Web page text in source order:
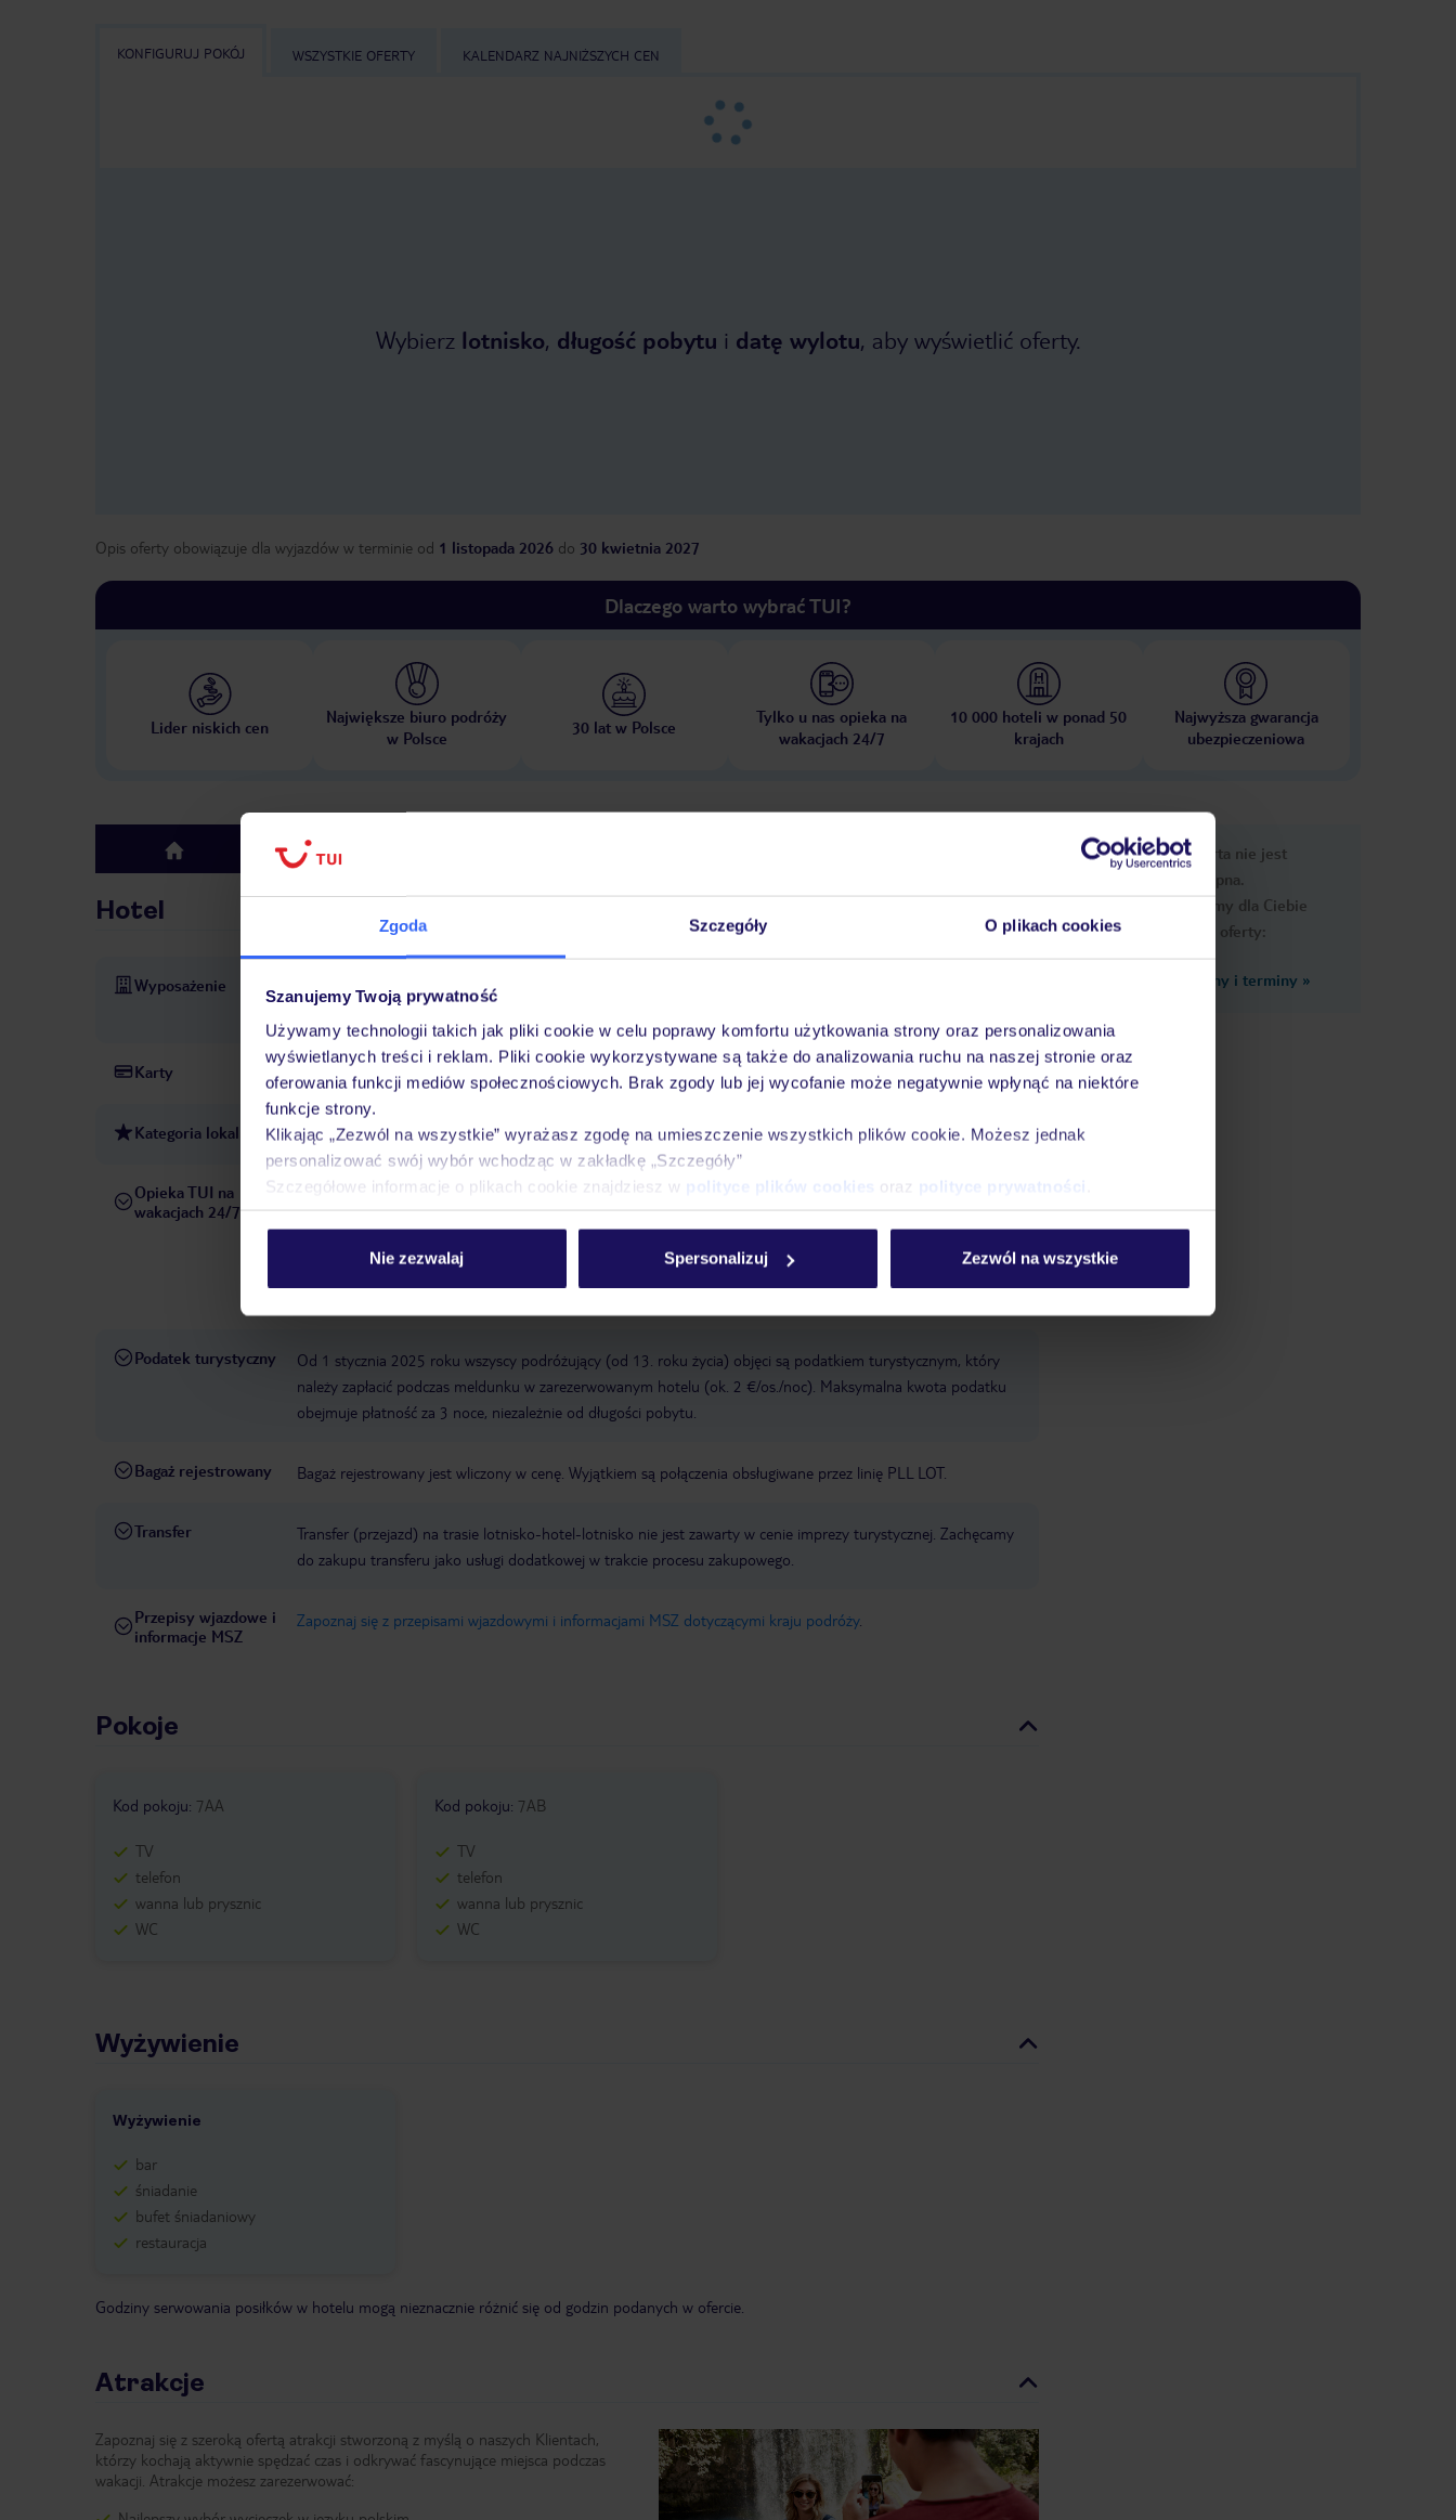
Zgoda Szczegóły O plikach cookies
Szanujemy Twoją prywatność
Używamy technologii takich jak pliki cookie w celu poprawy komfortu użytkowania strony oraz personalizowania
wyświetlanych treści i reklam. Pliki cookie wykorzystywane są także do analizowania ruchu na naszej stronie oraz
oferowania funkcji mediów społecznościowych. Brak zgody lub jej wycofanie może negatywnie wpłynąć na niektóre
funkcje strony.
Klikając „Zezwól na wszystkie” wyrażasz zgodę na umieszczenie wszystkich plików cookie. Możesz jednak
personalizować swój wybór wchodząc w zakładkę „Szczegóły”
Szczegółowe informacje o plikach cookie znajdziesz w polityce plików cookies oraz polityce prywatności
Nie zezwalaj Spersonalizuj Zezwól na wszystkie
KONFIGURUJ POKÓJ WSZYSTKIE OFERTY KALENDARZ NAJNIŻSZYCH CEN
Wybierz lotnisko, długość pobytu i datę wylotu, aby wyświetlić oferty.
Opis oferty obowiązuje dla wyjazdów w terminie od 1 listopada 2026 do 30 kwietnia 2027
Dlaczego warto wybrać TUI?
Lider niskich cen
Największe biuro podróży
w Polsce
30 lat w Polsce
Tylko u nas opieka na
wakacjach 24/7
10 000 hoteli w ponad 50
krajach
Najwyższa gwarancja
ubezpieczeniowa
top Hotel
Hotel
Wyposażenie parking ogród Wi-Fi w hotelu
Karty MasterCard, Visa
Kategoria lokalna 3,5 gwiazdki
Opieka TUI na
wakacjach 24/7
W rezerwowanym hotelu opieka wyłącznie poprzez TUI Service Center 24/7: telefonicznie, SMS i za
informacji dotyczących przebiegu podróży i miejsca wypoczynku. Za jej pośrednictwem można rezerwować
również wycieczki fakultatywne. Jeśli potrzebują Państwo kontaktu z TUI podczas wypoczynku, jesteśmy do
Podatek turystyczny
Od 1 stycznia 2025 roku wszyscy podróżujący (od 13. roku życia) objęci są podatkiem turystycznym, który
należy zapłacić podczas meldunku w zarezerwowanym hotelu (ok. 2 €/os./noc). Maksymalna kwota podatku
obejmuje płatność za 3 noce, niezależnie od długości pobytu.
Bagaż rejestrowany Bagaż rejestrowany jest wliczony w cenę. Wyjątkiem są połączenia obsługiwane przez linię PLL LOT.
Transfer
Transfer (przejazd) na trasie lotnisko-hotel-lotnisko nie jest zawarty w cenie imprezy turystycznej. Zachęcamy
do zakupu transferu jako usługi dodatkowej w trakcie procesu zakupowego.
Przepisy wjazdowe i
informacje MSZ
Zapoznaj się z przepisami wjazdowymi i informacjami MSZ dotyczącymi kraju podróży.
Pokoje
Kod pokoju: 7AA
TV
telefon
wanna lub prysznic
WC
Kod pokoju: 7AB
TV
telefon
wanna lub prysznic
WC
Wyżywienie
Wyżywienie
bar
śniadanie
bufet śniadaniowy
restauracja
Godziny serwowania posiłków w hotelu mogą nieznacznie różnić się od godzin podanych w ofercie.
Atrakcje
Zapoznaj się z szeroką ofertą atrakcji stworzoną z myślą o naszych Klientach,
którzy kochają aktywnie spędzać czas i odkrywać fascynujące miejsca podczas
wakacji. Atrakcje możesz zarezerwować:
Ups, ta oferta nie jest
dostępna.
Przygotowaliśmy dla Ciebie
podobne oferty:
Zobacz inne ceny i terminy »